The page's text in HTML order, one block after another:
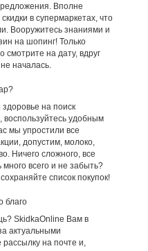
Вполне
в супермаркетах, что
Вооружитесь знаниями и
на шопинг! Только
смотрите на дату, вдруг
началась.
на поиск
воспользуйтесь удобным
мы упростили все
допустим, молоко,
Ничего сложного, все
всего и не забыть?
список покупок!
благо
SkidkaOnline Вам в
актуальными
на почте и,